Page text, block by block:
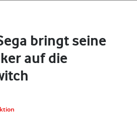
bringt seine
auf die